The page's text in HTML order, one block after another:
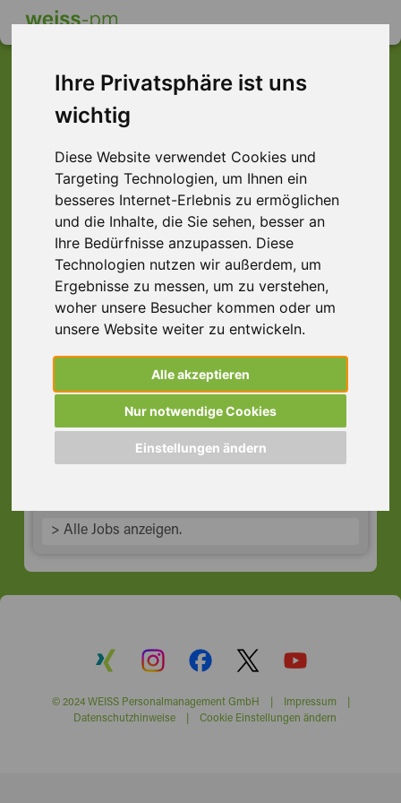
Ihre Privatsphäre ist uns
wichtig
Diese Website verwendet Cookies und
Targeting Technologien, um Ihnen ein
besseres Internet-Erlebnis zu ermöglichen
und die Inhalte, die Sie sehen, besser an
Ihre Bedürfnisse anzupassen. Diese
Technologien nutzen wir außerdem, um
Ergebnisse zu messen, um zu verstehen,
woher unsere Besucher kommen oder um
unsere Website weiter zu entwickeln.
Alle akzeptieren
Nur notwendige Cookies
Einstellungen ändern
Dieser Job ist leider
nicht mehr verfügbar ...
... aber vielleicht ist hier etwas dabei:
Außenhandelskaufmann (m/w/d)
Speditionskaufmann, Würzburg
97273 Kürnach
> Alle Jobs anzeigen.
© 2024 WEISS Personalmanagement GmbH | Impressum|
Datenschutzhinweise| Cookie Einstellungen ändern